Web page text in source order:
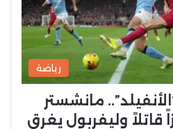
رياضة
مانشستر
وليفربول يغرق